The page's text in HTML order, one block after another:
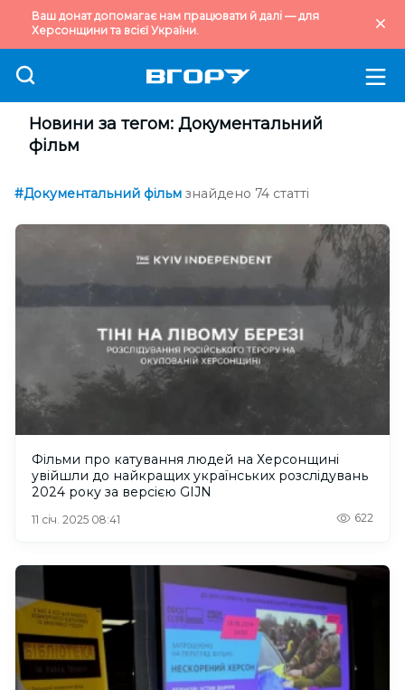
Ваш донат допомагає нам працювати й далі — для
Херсонщини та всієї України.
Новини за тегом: Документальний
фільм
#Документальний фільм знайдено 74 статті
Фільми про катування людей на Херсонщині
увійшли до найкращих українських розслідувань
2024 року за версією GIJN
11 січ. 2025 08:41 622